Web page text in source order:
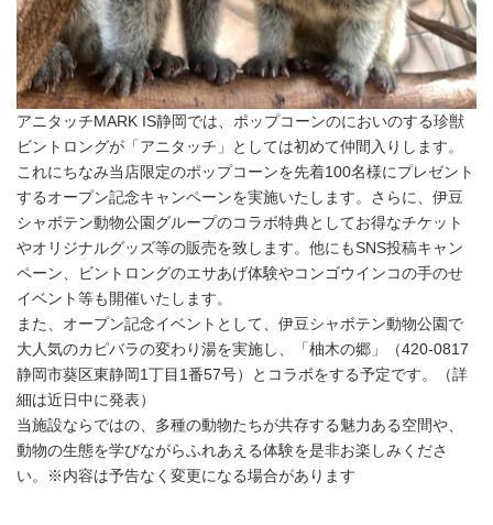
アニタッチMARK IS静岡では、ポップコーンのにおいのする珍獣
ビントロングが「アニタッチ」としては初めて仲間入りします。
これにちなみ当店限定のポップコーンを先着100名様にプレゼント
するオープン記念キャンペーンを実施いたします。さらに、伊豆
シャボテン動物公園グループのコラボ特典としてお得なチケット
やオリジナルグッズ等の販売を致します。他にもSNS投稿キャン
ペーン、ビントロングのエサあげ体験やコンゴウインコの手のせ
イベント等も開催いたします。
また、オープン記念イベントとして、伊豆シャボテン動物公園で
大人気のカピバラの変わり湯を実施し、「柚木の郷」（420-0817
静岡市葵区東静岡1丁目1番57号）とコラボをする予定です。（詳
細は近日中に発表）
当施設ならではの、多種の動物たちが共存する魅力ある空間や、
動物の生態を学びながらふれあえる体験を是非お楽しみくださ
い。※内容は予告なく変更になる場合があります